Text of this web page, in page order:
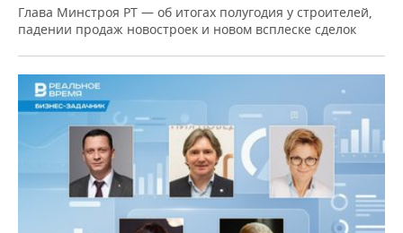
Глава Минстроя РТ — об итогах полугодия у строителей,
падении продаж новостроек и новом всплеске сделок